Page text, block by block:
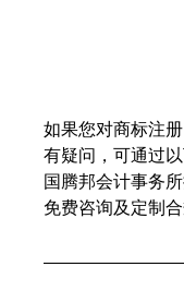
如果您对商标注
有疑问，可通过
国腾邦会计事务
免费咨询及定制合